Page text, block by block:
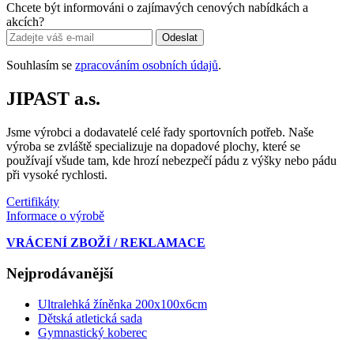
Chcete být informováni o zajímavých cenových nabídkách a
akcích?
Odeslat
Souhlasím se zpracováním osobních údajů.
JIPAST a.s.
Jsme výrobci a dodavatelé celé řady sportovních potřeb. Naše
výroba se zvláště specializuje na dopadové plochy, které se
používají všude tam, kde hrozí nebezpečí pádu z výšky nebo pádu
při vysoké rychlosti.
Certifikáty
Informace o výrobě
VRÁCENÍ ZBOŽÍ / REKLAMACE
Nejprodávanější
Ultralehká žíněnka 200x100x6cm
Dětská atletická sada
Gymnastický koberec